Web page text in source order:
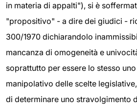
in materia di appalti"), si è
"propositivo" - a dire dei giudici -
300/1970 dichiarandolo
mancanza di omogeneità e
soprattutto per essere lo stesso
manipolativo delle scelte
di determinare uno stravolgimento